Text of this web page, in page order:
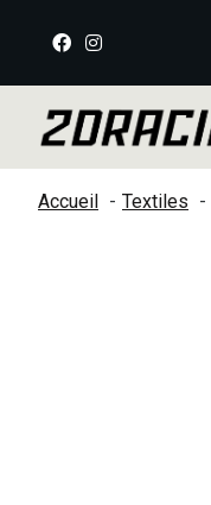
Accueil Textiles